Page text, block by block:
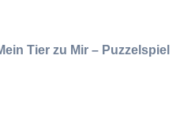
Tier zu Mir – Puzzelspiel